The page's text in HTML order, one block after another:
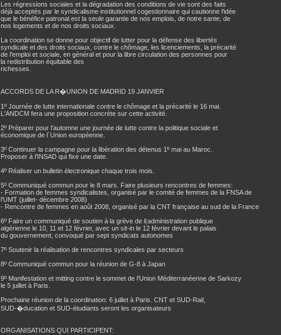
Les régressions sociales et la dégradation des conditions de vie sont des faits
déjà acceptés par le syndicalisme institutionnel cogestionnaire qui cautionne l'idée
que le bénéfice patronal est la seule garantie de nos emplois, de notre sante, de
nos logements et de nos droits sociaux.
La coordination se donne pour objectif de lutter pour la défense des libertés
syndicale et des droits sociaux, contre le chômage, les licenciements, la précarité
de l'emploi et sociale, en général et pour la libre circulation des personnes pour
la redistribution équitable des
richesses.
ACCORDS DE LA R�UNION DE MADRID 19 JANVIER
1º Journée de lutte internationale contre le chômage et la précarité le 16 mai.
L'ANDCM fera une proposition concrète sur cette activité.
2º Préparer pour l'automne une journée de lutte contre la politique sociale et
économique de l´Union européenne.
3º Continuer la campagne pour la libération des détenus 1º mai au Maroc.
Proposer à l'INSAD qui fixe une date.
4º Réaliser un bulletin électronique chaque trois mois.
5º Communiqué commun pour le 8 mars. Faire plusieurs rencontres de femmes:
- Formation de femmes syndicalistes, organisé par le comité de femmes de la FNSA de
l'UMT (juillet- décembre 2008)
- Rencontre de femmes en août 2008, organisé par la CNT française au sud de la France
6º Faire un communiqué de soutien à la grève de l(administration publique
algérienne le 10, 11 et 12 février, avec un sit-in le 12 février devant le palais
du gouvernement, convoqué par sept syndicats autonomes
7º Soutenir la réalisation de rencontres syndicales par secteurs
8º Communiqué commun pour la réunion de G-8 à Japan
9º Manifestation et mitting contre le sommet de l'Union Méditerranéenne de Sarkozy
le 5 juillet à Paris.
Prochaine réunion de la coordination: 6 juillet à Paris. CNT et SUD-Rail,
SUD-�ducation et SUD-étudiants seront les organisateurs
ORGANISATIONS QUI PARTICIPENT: